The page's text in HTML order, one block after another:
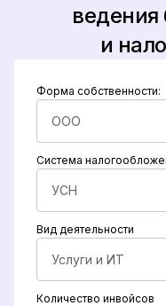
ведения
и
Форма собственности:
Система
Вид деятельности
Количество инвойсов